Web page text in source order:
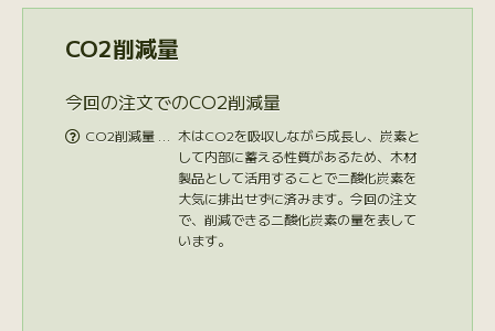
CO2削減量
今回の注文でのCO2削減量
 CO2削減量 …
木はCO2を吸収しながら成長し、炭素と
して内部に蓄える性質があるため、木材
製品として活用することで二酸化炭素を
大気に排出せずに済みます。今回の注文
で、削減できる二酸化炭素の量を表して
います。